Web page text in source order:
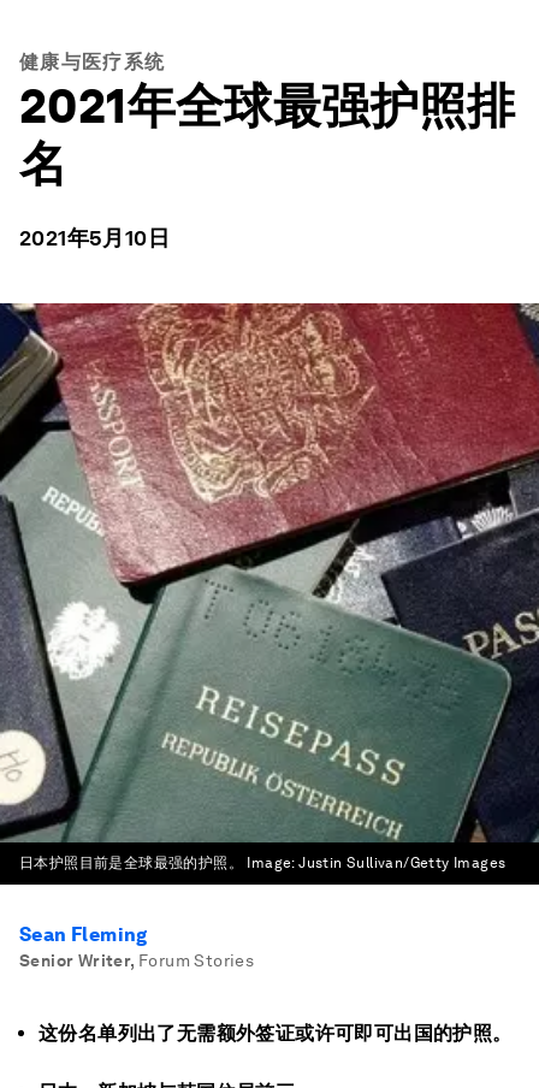
健康与医疗系统
2021年全球最强护照排
名
2021年5月10日
日本护照目前是全球最强的护照。 Image:Justin Sullivan/Getty Images
Sean Fleming
Senior Writer, Forum Stories
这份名单列出了无需额外签证或许可即可出国的护照。